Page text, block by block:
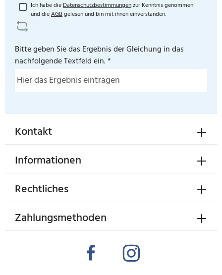
Ich habe dieDatenschutzbestimmungenzur Kenntnis genommen
und dieAGBgelesen und bin mit ihnen einverstanden.
Bitte geben Sie das Ergebnis der Gleichung in das
nachfolgende Textfeld ein. *
Zahlungsmethoden
Kontakt
Informationen
Rechtliches